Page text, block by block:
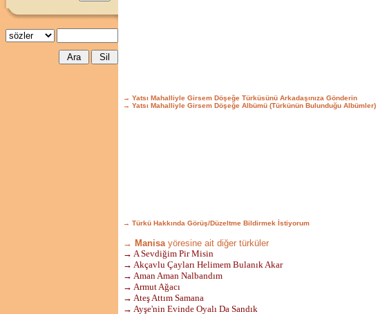
→ Yatsı Mahalliyle Girsem Döşeğe Türküsünü Arkadaşınıza Gönderin
→ Yatsı Mahalliyle Girsem Döşeğe Albümü (Türkünün Bulunduğu Albümler)
→ Türkü Hakkında Görüş/Düzeltme Bildirmek İstiyorum
→ Manisayöresine ait diğer türküler
→ A Sevdiğim Pir Misin
→ Akçavlu Çayları Helimem Bulanık Akar
→ Aman Aman Nalbandım
→ Armut Ağacı
→ Ateş Attım Samana
→ Ayşe'nin Evinde Oyalı Da Sandık